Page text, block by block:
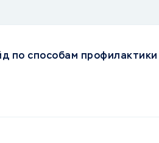
по способам профилактики